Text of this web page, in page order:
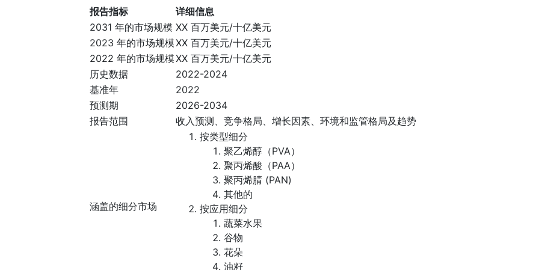
报告指标
详细信息
2031 年的市场规模 XX 百万美元/十亿美元
2023 年的市场规模XX 百万美元/十亿美元
2022 年的市场规模XX 百万美元/十亿美元
历史数据
2022-2024
基准年
2022
预测期
2026-2034
报告范围
收入预测、竞争格局、增长因素、环境和监管格局及趋势
涵盖的细分市场
按类型细分
聚乙烯醇（PVA）
聚丙烯酸（PAA）
聚丙烯腈 (PAN)
其他的
按应用细分
蔬菜水果
谷物
花朵
油籽